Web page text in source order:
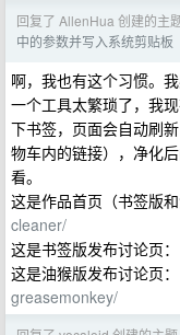
回复了 AllenHua 创建的主
中的参数并写入系统剪贴板
啊，我也有这个习惯。
一个工具太繁琐了，我
下书签，页面会自动刷
物车内的链接），净化
看。
这是作品首页（书签版和
cleaner/
这是书签版发布讨论页：
这是油猴版发布讨论页：
greasemonkey/